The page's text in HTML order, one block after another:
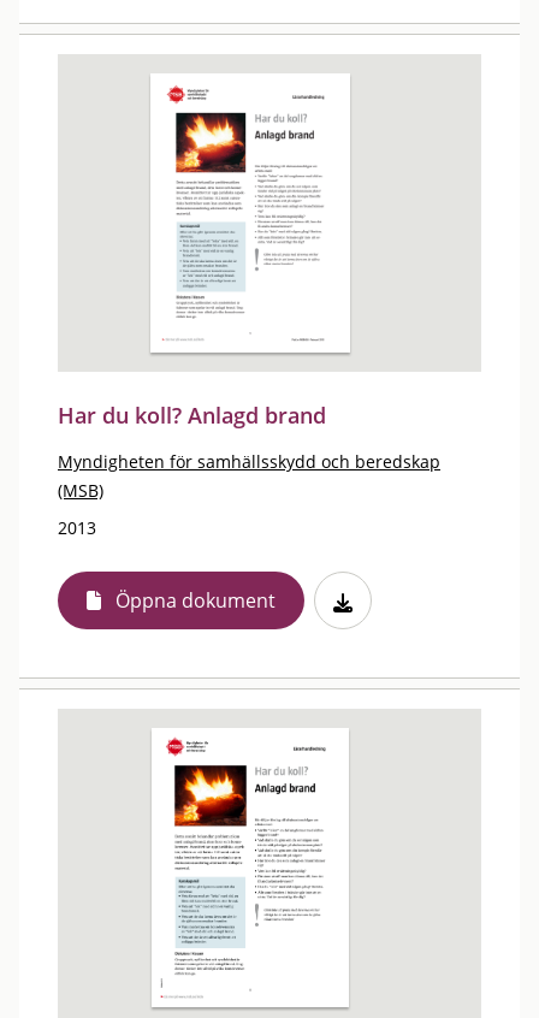
Har du koll? Anlagd brand
Myndigheten för samhällsskydd och beredskap
(MSB)
2013
Öppna dokument